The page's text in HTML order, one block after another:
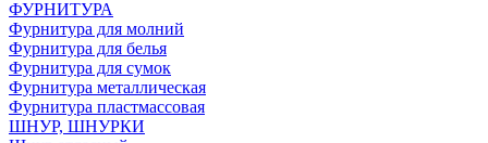
ФУРНИТУРА
Фурнитура для молний
Фурнитура для белья
Фурнитура для сумок
Фурнитура металлическая
Фурнитура пластмассовая
ШНУР, ШНУРКИ